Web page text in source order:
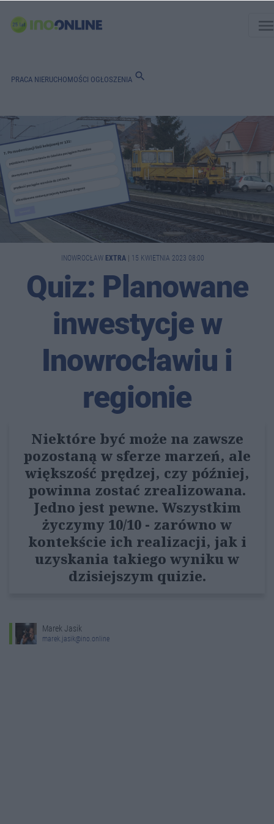
PRACA NIERUCHOMOŚCI OGŁOSZENIA search
INOWROCŁAW EXTRA 15 KWIETNIA 2023 08:00
Quiz: Planowane
inwestycje w
Inowrocławiu i
regionie
Niektóre być może na zawsze
pozostaną w sferze marzeń, ale
większość prędzej, czy później,
powinna zostać zrealizowana.
Jedno jest pewne. Wszystkim
życzymy 10/10 - zarówno w
kontekście ich realizacji, jak i
uzyskania takiego wyniku w
dzisiejszym quizie.
Marek Jasik
marek.jasik@ino.online